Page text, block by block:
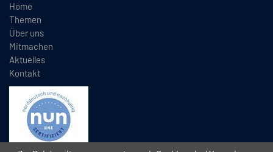
Home
Themen
Über uns
Mitmachen
Aktuelles
Kontakt